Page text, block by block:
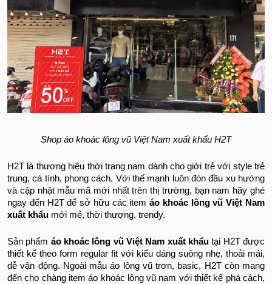
Shop áo khoác lông vũ Việt Nam xuất khẩu H2T
H2T là thương hiệu thời trang nam dành cho giới trẻ với style trẻ
trung, cá tính, phong cách. Với thế mạnh luôn đón đầu xu hướng
và cập nhật mẫu mã mới nhất trên thị trường, bạn nam hãy ghé
ngay đến H2T để sở hữu các itemáo khoác lông vũ Việt Nam
xuất khẩu mới mẻ, thời thượng, trendy.
Sản phẩm áo khoác lông vũ Việt Nam xuất khẩu tại H2T được
thiết kế theo form regular fit với kiểu dáng suông nhẹ, thoải mái,
dễ vận động. Ngoài mẫu áo lông vũ trơn, basic, H2T còn mang
đến cho chàng item áo khoác lông vũ nam với thiết kế phá cách,